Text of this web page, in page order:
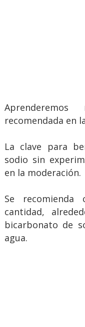
recomendada en
La clave para
sodio sin
en la moderación.
Se recomienda
cantidad,
bicarbonato de
agua.